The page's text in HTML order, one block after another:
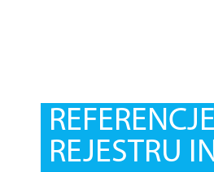
REJESTRU